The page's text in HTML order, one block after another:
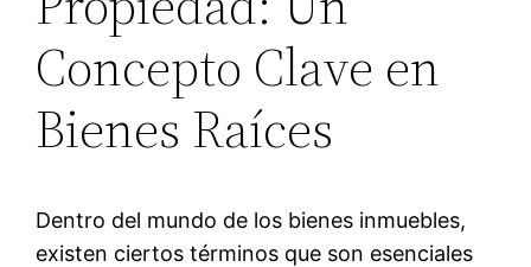
Concepto Clave en
Bienes Raíces
Dentro del mundo de los bienes inmuebles,
existen ciertos términos que son esenciales